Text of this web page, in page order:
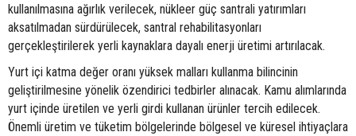
kullanılmasına ağırlık verilecek, nükleer güç santrali yatırımları
aksatılmadan sürdürülecek, santral rehabilitasyonları
gerçekleştirilerek yerli kaynaklara dayalı enerji üretimi artırılacak.
Yurt içi katma değer oranı yüksek malları kullanma bilincinin
geliştirilmesine yönelik özendirici tedbirler alınacak. Kamu alımlarında
yurt içinde üretilen ve yerli girdi kullanan ürünler tercih edilecek.
Önemli üretim ve tüketim bölgelerinde bölgesel ve küresel ihtiyaçlara